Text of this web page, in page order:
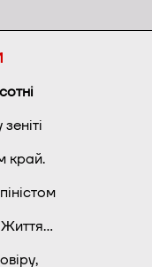
край.
Життя…